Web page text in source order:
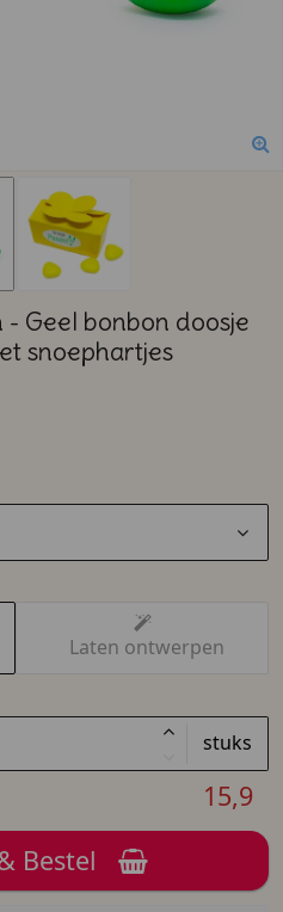
Geel bonbon doosje
snoephartjes
Laten ontwerpen
stuks
15,9
Bestel